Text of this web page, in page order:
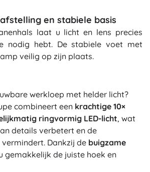
en stabiele basis
laat u licht en lens precies
nodig hebt. De stabiele voet met
veilig op zijn plaats.
werkloep met helder licht?
combineert een krachtige 10×
ringvormig LED-licht, wat
details verbetert en de
Dankzij de buigzame
gemakkelijk de juiste hoek en